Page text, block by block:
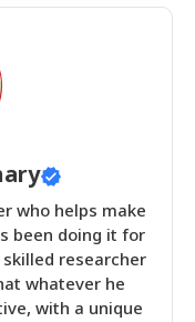
who helps make
been doing it for
researcher
whatever he
with a unique